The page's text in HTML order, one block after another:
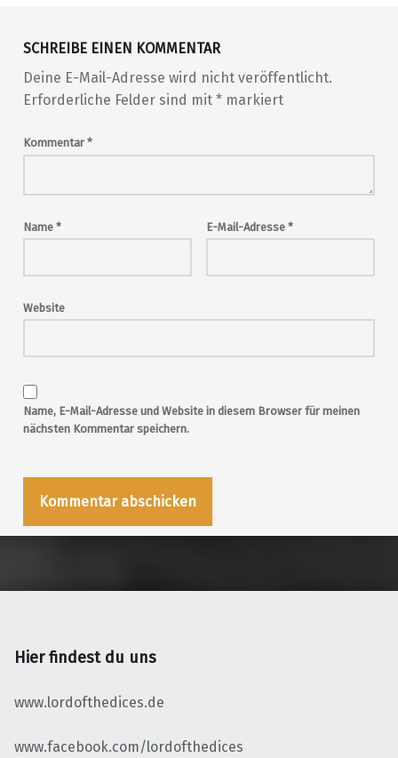
SCHREIBE EINEN KOMMENTAR
Deine E-Mail-Adresse wird nicht veröffentlicht.
Erforderliche Felder sind mit *markiert
Kommentar *
Name * E-Mail-Adresse *
Website
Name, E-Mail-Adresse und Website in diesem Browser für meinen
nächsten Kommentar speichern.
Hier findest du uns
www.lordofthedices.de
www.facebook.com/lordofthedices